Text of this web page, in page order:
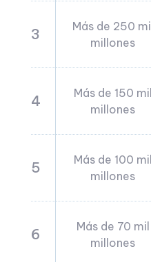
3
Más de 250 mil
millones
4
Más de 150 mil
millones
5
Más de 100 mil
millones
6
Más de 70 mil
millones